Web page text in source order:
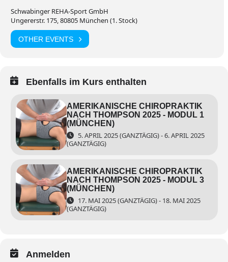
Schwabinger REHA-Sport GmbH
Ungererstr. 175, 80805 München (1. Stock)
OTHER EVENTS
Ebenfalls im Kurs enthalten
AMERIKANISCHE CHIROPRAKTIK
NACH THOMPSON 2025 - MODUL 1
(MÜNCHEN)
5. APRIL 2025 (GANZTÄGIG) - 6. APRIL 2025
(GANZTÄGIG)
AMERIKANISCHE CHIROPRAKTIK
NACH THOMPSON 2025 - MODUL 3
(MÜNCHEN)
17. MAI 2025 (GANZTÄGIG) - 18. MAI 2025
(GANZTÄGIG)
Anmelden